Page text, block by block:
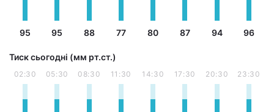
95 95 88 77 80 87 94 96
Тиск сьогодні (мм рт.ст.)
02:30 05:30 08:30 11:30 14:30 17:30 20:30 23:30